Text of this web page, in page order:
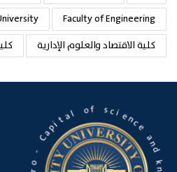
Faculty of Engineering
كلية الاقتصاد والعلوم الإدارية
-
C
a
p
i
ta
l
o
f sc ence
a
nd
k
n
w
l